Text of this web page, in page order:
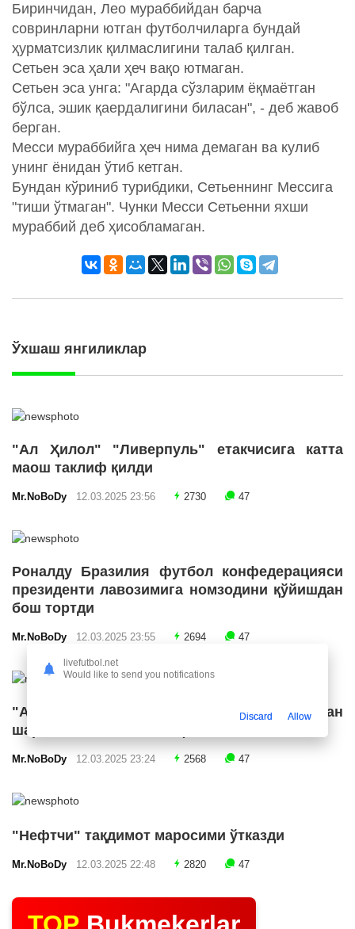
Биринчидан, Лео мураббийдан барча
совринларни ютган футболчиларга бундай
ҳурматсизлик қилмаслигини талаб қилган.
Сетьен эса ҳали ҳеч вақо ютмаган.
Сетьен эса унга: "Агарда сўзларим ёқмаётган
бўлса, эшик қаердалигини биласан", - деб жавоб
берган.
Месси мураббийга ҳеч нима демаган ва кулиб
унинг ёнидан ўтиб кетган.
Бундан кўриниб турибдики, Сетьеннинг Мессига
"тиши ўтмаган". Чунки Месси Сетьенни яхши
мураббий деб ҳисобламаган.
Ўхшаш янгиликлар
"Ал Ҳилол" "Ливерпуль" етакчисига катта
маош таклиф қилди
Mr.NoBoDy 12.03.2025 23:56 2730 47
Роналду Бразилия футбол конфедерацияси
президенти лавозимига номзодини қўйишдан
бош тортди
Mr.NoBoDy 12.03.2025 23:55 2694 47
"Арсенал" икки ярим ҳимоячи билан
шартнома имзолашга яқин
Mr.NoBoDy 12.03.2025 23:24 2568 47
"Нефтчи" тақдимот маросими ўтказди
Mr.NoBoDy 12.03.2025 22:48 2820 47
livefutbol.net
Would like to send you notifications
Discard Allow